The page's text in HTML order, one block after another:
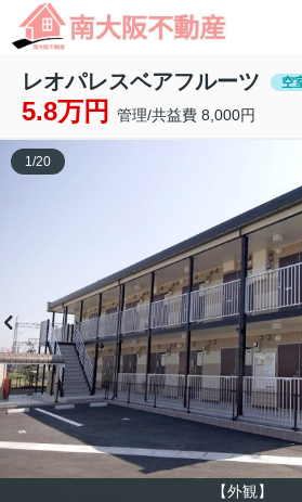
レオパレスベアフルーツ 空
5.8万円 管理/共益費 8,000円
【外観】
1/20